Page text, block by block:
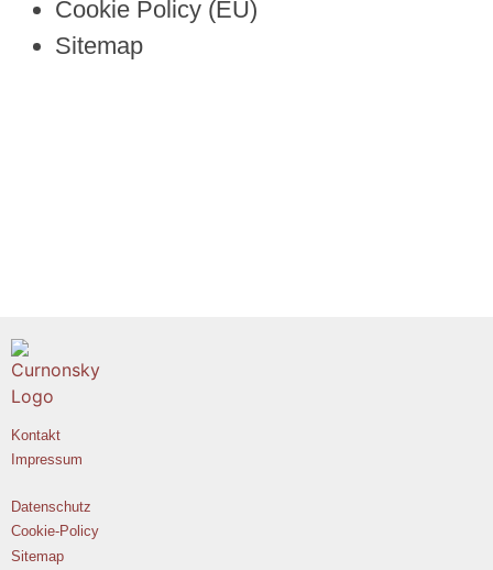
Cookie Policy (EU)
Sitemap
Kontakt
Impressum
Datenschutz
Cookie-Policy
Sitemap